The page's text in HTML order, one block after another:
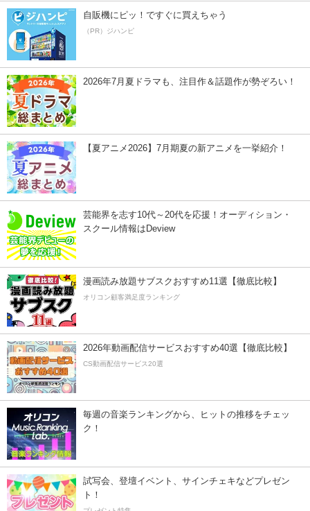
自販機にピッ！ですぐに買えちゃう
（PR）ジハンピ
2026年7月夏ドラマも、注目作＆話題作が勢ぞろい！
【夏アニメ2026】7月期夏の新アニメを一挙紹介！
芸能界を志す10代～20代を応援！オーディション・
スクール情報はDeview
漫画読み放題サブスクおすすめ11選【徹底比較】
オリコン顧客満足度ランキング
2026年動画配信サービスおすすめ40選【徹底比較】
CS動画配信サービス20選
毎週の音楽ランキングから、ヒットの推移をチェッ
ク！
試写会、登壇イベント、サインチェキなどプレゼン
ト！